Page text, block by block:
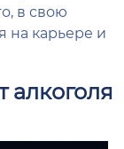
в свою
на карьере и